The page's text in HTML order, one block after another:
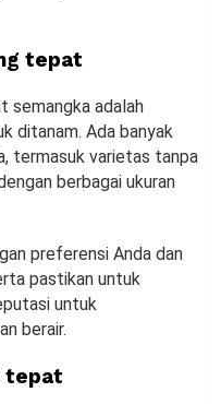
tepat
semangka adalah
ditanam. Ada banyak
termasuk varietas tanpa
berbagai ukuran
preferensi Anda dan
pastikan untuk
untuk
berair.
tepat